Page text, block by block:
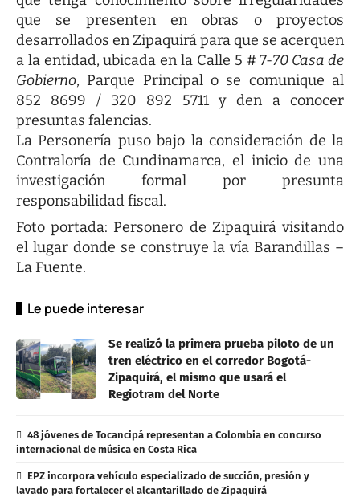
que se presenten en obras o proyectos
desarrollados en Zipaquirá para que se acerquen
a la entidad, ubicada en la Calle 5 # 7-70 Casa de
Gobierno, Parque Principal o se comunique al
852 8699 / 320 892 5711 y den a conocer
presuntas falencias.
La Personería puso bajo la consideración de la
Contraloría de Cundinamarca, el inicio de una
investigación formal por presunta
responsabilidad fiscal.
Foto portada: Personero de Zipaquirá visitando
el lugar donde se construye la vía Barandillas –
La Fuente.
Le puede interesar
Se realizó la primera prueba piloto de un
tren eléctrico en el corredor Bogotá-
Zipaquirá, el mismo que usará el
Regiotram del Norte
48 jóvenes de Tocancipá representan a Colombia en concurso
internacional de música en Costa Rica
EPZ incorpora vehículo especializado de succión, presión y
lavado para fortalecer el alcantarillado de Zipaquirá